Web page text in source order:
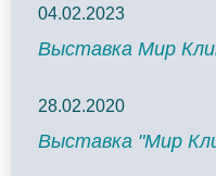
04.02.2023
Выставка Мир
28.02.2020
Выставка "Мир